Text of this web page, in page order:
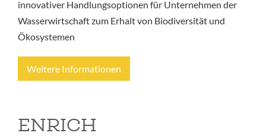
innovativer Handlungsoptionen für Unternehmen der
Wasserwirtschaft zum Erhalt von Biodiversität und
Ökosystemen
Weitere Informationen
ENRICH